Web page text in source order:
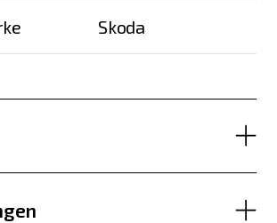
Skoda